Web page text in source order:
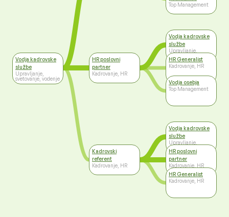
Vodja kadrovske
službe
Upravljanje,
svetovanje, vodenje
HR poslovni
partner
Kadrovanje, HR
Kadrovski
referent
Kadrovanje, HR
Top Management
Vodja kadrovske
službe
Upravljanje,
svetovanje, vodenje
HR Generalist
Kadrovanje, HR
Vodja osebja
Top Management
Vodja kadrovske
službe
Upravljanje,
svetovanje, vodenje
HR poslovni
partner
Kadrovanje, HR
HR Generalist
Kadrovanje, HR